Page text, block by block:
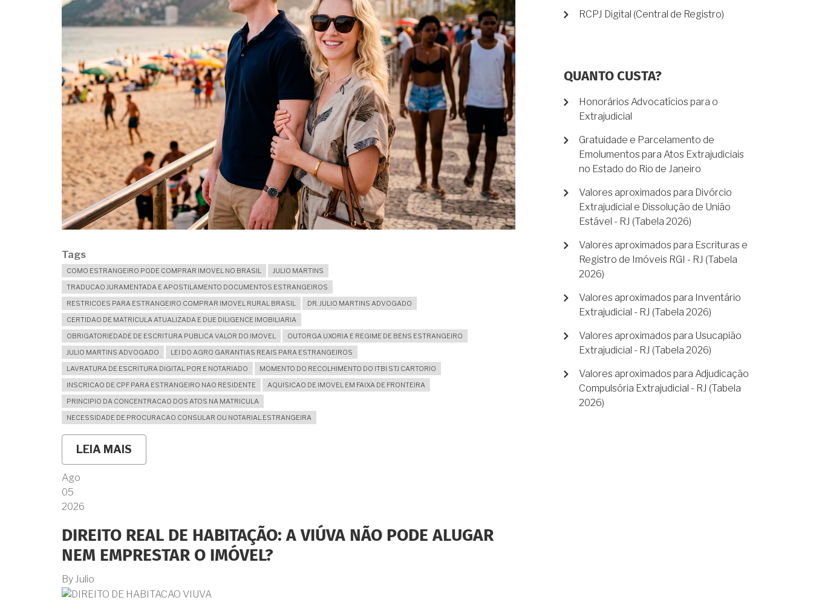
Tags
COMO ESTRANGEIRO PODE COMPRAR IMOVEL NO BRASIL
JULIO MARTINS
TRADUCAO JURAMENTADA E APOSTILAMENTO DOCUMENTOS ESTRANGEIROS
RESTRICOES PARA ESTRANGEIRO COMPRAR IMOVEL RURAL BRASIL
DR. JULIO MARTINS ADVOGADO
CERTIDAO DE MATRICULA ATUALIZADA E DUE DILIGENCE IMOBILIARIA
OBRIGATORIEDADE DE ESCRITURA PUBLICA VALOR DO IMOVEL
OUTORGA UXORIA E REGIME DE BENS ESTRANGEIRO
JULIO MARTINS ADVOGADO
LEI DO AGRO GARANTIAS REAIS PARA ESTRANGEIROS
LAVRATURA DE ESCRITURA DIGITAL POR E NOTARIADO
MOMENTO DO RECOLHIMENTO DO ITBI STJ CARTORIO
INSCRICAO DE CPF PARA ESTRANGEIRO NAO RESIDENTE
AQUISICAO DE IMOVEL EM FAIXA DE FRONTEIRA
PRINCIPIO DA CONCENTRACAO DOS ATOS NA MATRICULA
NECESSIDADE DE PROCURACAO CONSULAR OU NOTARIAL ESTRANGEIRA
LEIA MAIS
CAUTELAS
ADQUIRIR
UM
IMÓVEL
Ago
05
2026
DIREITO REAL DE HABITAÇÃO: A VIÚVA NÃO PODE ALUGAR
NEM EMPRESTAR O IMÓVEL?
By Julio
RCPJ Digital (Central de Registro)
QUANTO CUSTA?
Honorários Advocatícios para o
Extrajudicial
Gratuidade e Parcelamento de
Emolumentos para Atos Extrajudiciais
no Estado do Rio de Janeiro
Valores aproximados para Divórcio
Extrajudicial e Dissolução de União
Estável - RJ (Tabela 2026)
Valores aproximados para Escrituras e
Registro de Imóveis RGI - RJ (Tabela
2026)
Valores aproximados para Inventário
Extrajudicial - RJ (Tabela 2026)
Valores aproximados para Usucapião
Extrajudicial - RJ (Tabela 2026)
Valores aproximados para Adjudicação
Compulsória Extrajudicial - RJ (Tabela
2026)